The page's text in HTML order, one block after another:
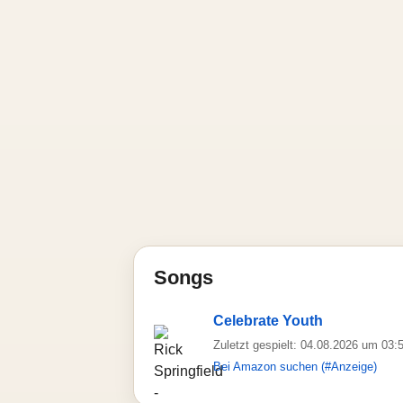
Songs
Celebrate Youth
Zuletzt gespielt: 04.08.2026 um
Bei Amazon suchen (#Anzeige)